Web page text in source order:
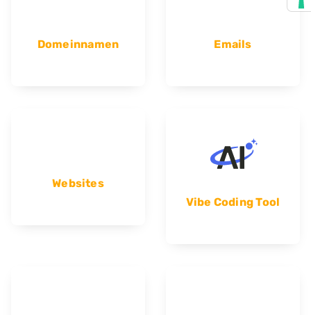
Domeinnamen Emails
Websites
Vibe Coding Tool